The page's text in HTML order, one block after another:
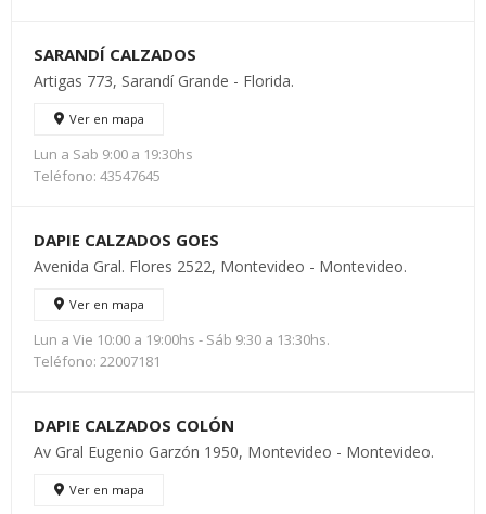
SARANDÍ CALZADOS
Artigas 773, Sarandí Grande - Florida.
Ver en mapa
Lun a Sab 9:00 a 19:30hs
Teléfono: 43547645
DAPIE CALZADOS GOES
Avenida Gral. Flores 2522, Montevideo - Montevideo.
Ver en mapa
Lun a Vie 10:00 a 19:00hs - Sáb 9:30 a 13:30hs.
Teléfono: 22007181
DAPIE CALZADOS COLÓN
Av Gral Eugenio Garzón 1950, Montevideo - Montevideo.
Ver en mapa